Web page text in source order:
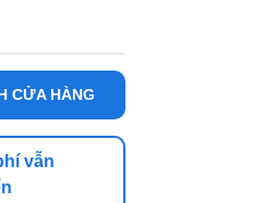
CỬA HÀNG
vẫn